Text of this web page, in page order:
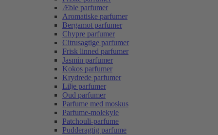
Æble parfumer
Aromatiske parfumer
Bergamot parfumer
Chypre parfumer
Citrusagtige parfumer
Frisk linned parfumer
Jasmin parfumer
Kokos parfumer
Krydrede parfumer
Lilje parfumer
Oud parfumer
Parfume med moskus
Parfume-molekyle
Patchouli-parfume
Pudderagtig parfume